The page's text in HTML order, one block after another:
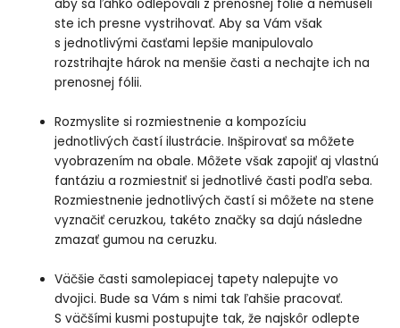
aby sa ľahko odlepovali z prenosnej fólie a nemuseli
ste ich presne vystrihovať. Aby sa Vám však
s jednotlivými časťami lepšie manipulovalo
rozstrihajte hárok na menšie časti a nechajte ich na
prenosnej fólii.
Rozmyslite si rozmiestnenie a kompozíciu
jednotlivých častí ilustrácie. Inšpirovať sa môžete
vyobrazením na obale. Môžete však zapojiť aj vlastnú
fantáziu a rozmiestniť si jednotlivé časti podľa seba.
Rozmiestnenie jednotlivých častí si môžete na stene
vyznačiť ceruzkou, takéto značky sa dajú následne
zmazať gumou na ceruzku.
Väčšie časti samolepiacej tapety nalepujte vo
dvojici. Bude sa Vám s nimi tak ľahšie pracovať.
S väčšími kusmi postupujte tak, že najskôr odlepte